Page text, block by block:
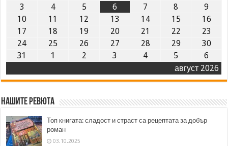
август 2026
3
4 5 6 7 8
9
10
11 12 13 14 15
16
17
18 19 20 21 22
23
24
25 26 27 28 29
30
31
1 2 3 4 5 6
Нашите ревюта
Топ книгата: сладост и страст са рецептата за добър
роман
03.10.2025